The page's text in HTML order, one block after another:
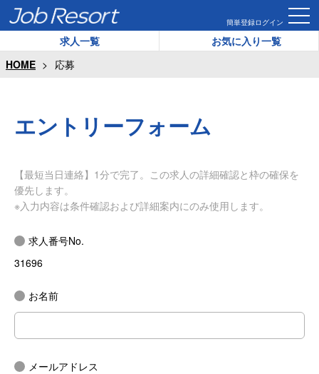
簡単登録ログイン
求人一覧
お気に入り一覧
HOME
応募
エントリーフォーム
【最短当日連絡】1分で完了。この求人の詳細確認と枠の確保を
優先します。
※入力内容は条件確認および詳細案内にのみ使用します。
求人番号No.
31696
お名前
メールアドレス